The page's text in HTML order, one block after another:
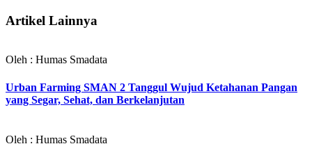
Artikel Lainnya
Oleh : Humas Smadata
Urban Farming SMAN 2 Tanggul Wujud Ketahanan Pangan
yang Segar, Sehat, dan Berkelanjutan
Oleh : Humas Smadata